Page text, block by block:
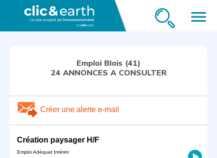
menu
Emploi Blois (41)
24 ANNONCES A CONSULTER
Créer une alerte e-mail
Création paysager H/F
Emploi Adéquat Intérim